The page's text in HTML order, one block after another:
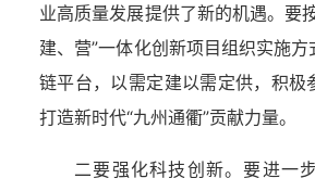
业高质量发展提供了新的机遇。要
建、营”一体化创新项目组织实施
链平台，以需定建以需定供，积极
打造新时代“九州通衢”贡献力量。
二要强化科技创新。要进一